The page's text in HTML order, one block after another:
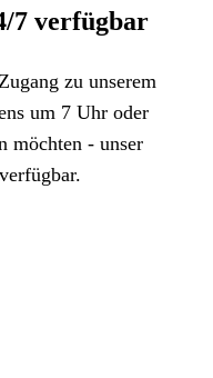
7 verfügbar
zu unserem
um 7 Uhr oder
möchten - unser